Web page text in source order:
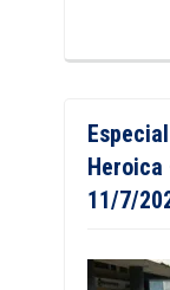
11/7/